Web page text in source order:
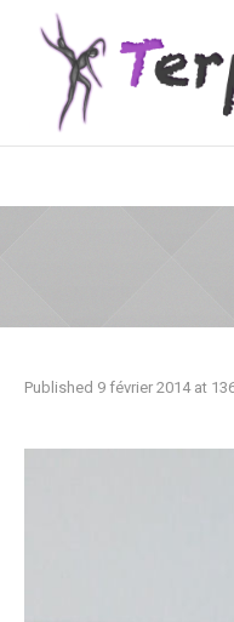
Published 9 février 2014at